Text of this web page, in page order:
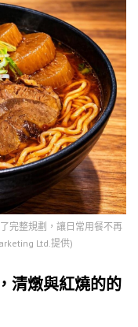
完整規劃，讓日常用餐不再
Ltd.提供)
清燉與紅燒的的